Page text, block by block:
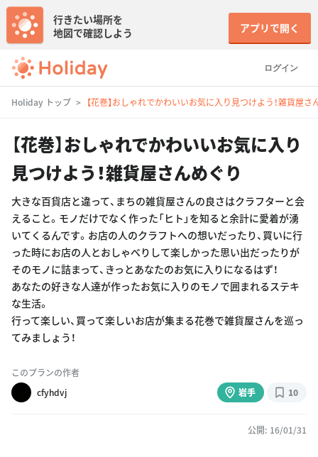
ログイン
行きたい場所を
地図で確認しよう
アプリで開く
Holiday トップ 【花巻】おしゃれでかわいいお気に入り見つけよう！雑貨屋さ
【花巻】おしゃれでかわいいお気に入り
見つけよう！雑貨屋さんめぐり
大きな百貨店と違って、まちの雑貨屋さんの良さはクラフターと会
えること。モノだけでなく作った「ヒト」を知ると余計に愛着が湧
いてくるんです。お店の人のクラフトへの想いだったり、買いに行
った時にお店の人とおしゃべりして楽しかった思い出だったりが
そのモノに詰まって、きっとあなたのお気に入りになるはず！
あなたの好きな人達が作ったお気に入りのモノで囲まれるステキ
な生活。
行って楽しい、買って楽しいお店が集まる花巻で雑貨屋さんを巡っ
てみましょう！
このプランの作者
cfyhdvj
岩手 10
公開: 16/01/31